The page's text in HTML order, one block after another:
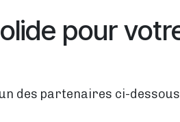
pour
des partenaires ci-